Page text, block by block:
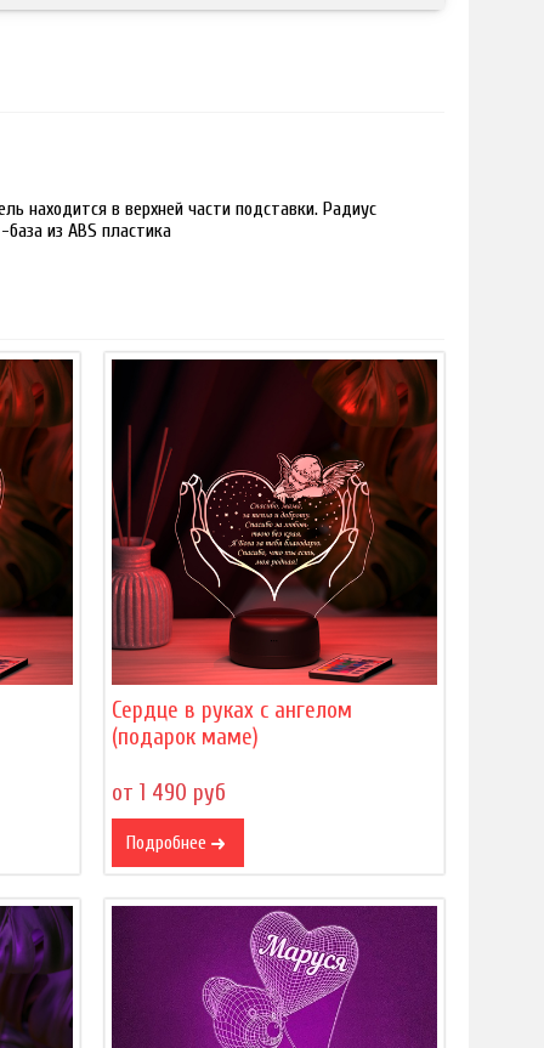
находится в верхней части подставки. Радиус
из ABS пластика
Сердце в руках с ангелом
(подарок маме)
от 1 490 руб
Подробнее